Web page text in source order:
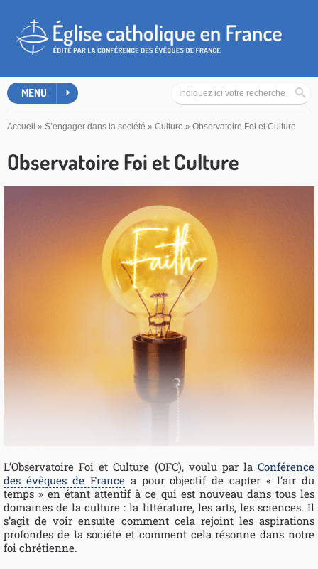
MENU
Accueil » S’engager dans la société » Culture » Observatoire Foi et Culture
Observatoire Foi et Culture
L’Observatoire Foi et Culture (OFC), voulu par la Conférence
des évêques de Francea pour objectif de capter « l’air du
temps » en étant attentif à ce qui est nouveau dans tous les
domaines de la culture : la littérature, les arts, les sciences. Il
s’agit de voir ensuite comment cela rejoint les aspirations
profondes de la société et comment cela résonne dans notre
foi chrétienne.